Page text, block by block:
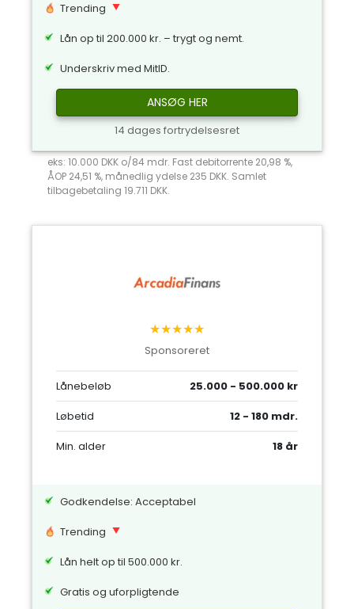
Trending
Lån op til 200.000 kr. – trygt og nemt.
Underskriv med MitID.
ANSØG HER
14 dages fortrydelsesret
eks: 10.000 DKK o/84 mdr. Fast debitorrente 20,98 %,
ÅOP 24,51 %, månedlig ydelse 235 DKK. Samlet
tilbagebetaling 19.711 DKK.
★★★★★
Sponsoreret
Lånebeløb
25.000 - 500.000 kr
Løbetid
12 - 180 mdr.
Min. alder
18 år
Godkendelse: Acceptabel
Trending
Lån helt op til 500.000 kr.
Gratis og uforpligtende